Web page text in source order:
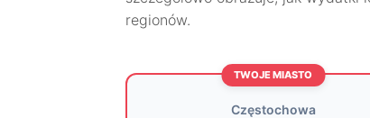
regionów.
TWOJE MIASTO
Częstochowa